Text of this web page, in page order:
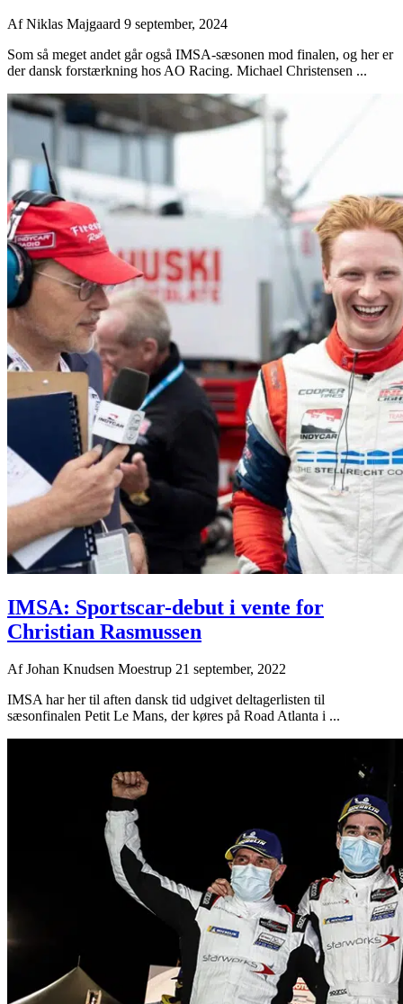
AfNiklas Majgaard 9 september, 2024
Som så meget andet går også IMSA-sæsonen mod finalen, og her er
der dansk forstærkning hos AO Racing. Michael Christensen ...
IMSA: Sportscar-debut i vente for
Christian Rasmussen
AfJohan Knudsen Moestrup 21 september, 2022
IMSA har her til aften dansk tid udgivet deltagerlisten til
sæsonfinalen Petit Le Mans, der køres på Road Atlanta i ...